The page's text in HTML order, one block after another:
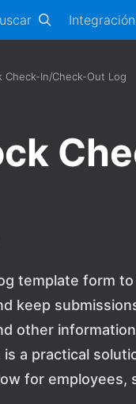
Check-In/Check-Out Log
template form
keep
other
a practical
for employees,